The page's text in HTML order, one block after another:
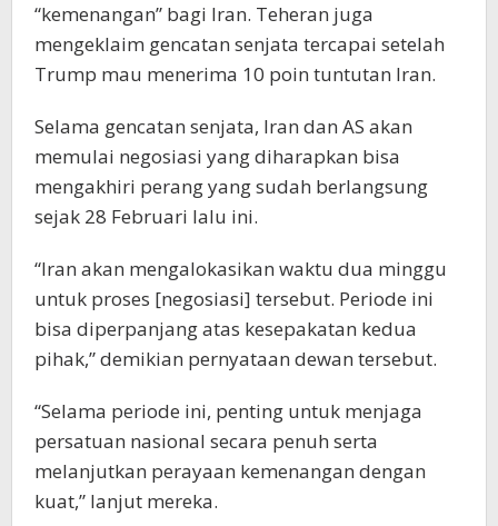
“kemenangan” bagi Iran. Teheran juga
mengeklaim gencatan senjata tercapai setelah
Trump mau menerima 10 poin tuntutan Iran.
Selama gencatan senjata, Iran dan AS akan
memulai negosiasi yang diharapkan bisa
mengakhiri perang yang sudah berlangsung
sejak 28 Februari lalu ini.
“Iran akan mengalokasikan waktu dua minggu
untuk proses [negosiasi] tersebut. Periode ini
bisa diperpanjang atas kesepakatan kedua
pihak,” demikian pernyataan dewan tersebut.
“Selama periode ini, penting untuk menjaga
persatuan nasional secara penuh serta
melanjutkan perayaan kemenangan dengan
kuat,” lanjut mereka.